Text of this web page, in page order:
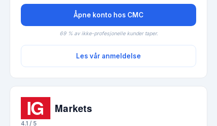
Åpne konto hos CMC
69 % av ikke-profesjonelle kunder taper.
Les vår anmeldelse
4.1 / 5